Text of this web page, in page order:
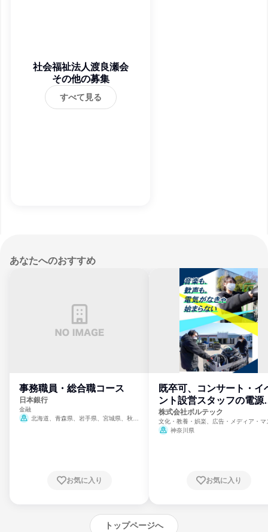
社会福祉法人渡良瀬会
その他の募集
すべて見る
あなたへのおすすめ
事務職員・総合職コース
日本銀行
金融
北海道、青森県、岩手県、宮城県、秋田
崎県、熊本県、大分県、宮崎県、鹿児島県、
お気に入り
既卒可、コンサート・イ
ント設営スタッフの電源
門
株式会社ボルテック
文化・教養・娯楽、広告・メディア・マ
ミ、電力・ガス・水道・エネルギー
神奈川県
お気に入り
トップページへ